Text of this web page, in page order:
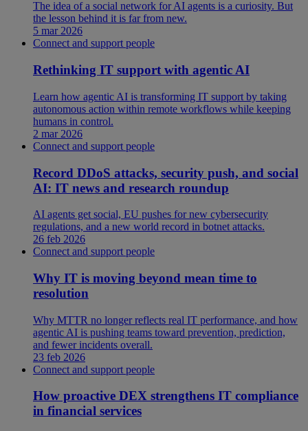
The idea of a social network for AI agents is a curiosity. But
the lesson behind it is far from new.
5 mar 2026
Connect and support people
Rethinking IT support with agentic AI
Learn how agentic AI is transforming IT support by taking
autonomous action within remote workflows while keeping
humans in control.
2 mar 2026
Connect and support people
Record DDoS attacks, security push, and social
AI: IT news and research roundup
AI agents get social, EU pushes for new cybersecurity
regulations, and a new world record in botnet attacks.
26 feb 2026
Connect and support people
Why IT is moving beyond mean time to
resolution
Why MTTR no longer reflects real IT performance, and how
agentic AI is pushing teams toward prevention, prediction,
and fewer incidents overall.
23 feb 2026
Connect and support people
How proactive DEX strengthens IT compliance
in financial services